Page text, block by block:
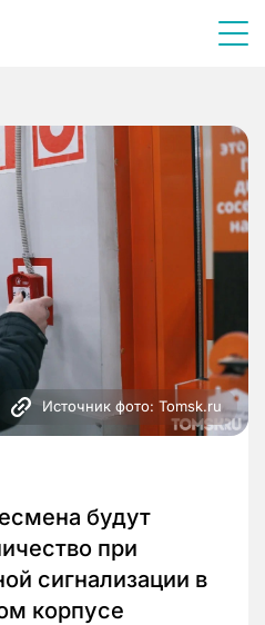
Источник фото: Tomsk.ru
будут
при
сигнализации в
корпусе